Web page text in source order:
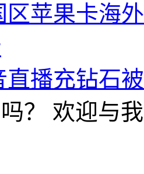
区苹果卡海
直播充钻石
？ 欢迎与